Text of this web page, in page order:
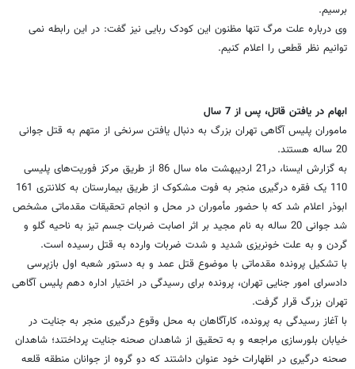
برسیم.
وی درباره علت مرگ تنها مظنون این کودک ربایی نیز گفت: در این رابطه نمی
توانیم نظر قطعی را اعلام کنیم.
ابهام در یافتن قاتل، پس از 7 سال
ماموران پلیس آگاهی تهران بزرگ به دنبال یافتن سرنخی از متهم به قتل جوانی
20 ساله هستند.
به گزارش ایسنا، در21 اردیبهشت ماه سال 86 از طریق مرکز فوریت‌های پلیسی
110 یک فقره درگیری منجر به فوت مشکوک از طریق بیمارستان به کلانتری 161
ابوذر اعلام شد که با حضور مأموران در محل و انجام تحقیقات مقدماتی مشخص
شد جوانی 20 ساله به نام مجید بر اثر اصابت ضربات جسم تیز به ناحیه گلو و
گردن و به علت خونریزی شدید و شدت ضربات وارده به قتل رسیده است.
با تشکیل پرونده مقدماتی با موضوع قتل عمد و به دستور شعبه اول بازپرسی
دادسرای امور جنایی تهران، پرونده برای رسیدگی در اختیار اداره دهم پلیس آگاهی
تهران بزرگ قرار گرفت.
با آغاز رسیدگی به پرونده، کارآگاهان به محل وقوع درگیری منجر به جنایت در
خیابان بلورسازی مراجعه و به تحقیق از شاهدان صحنه جنایت پرداختند؛ شاهدان
صحنه درگیری در اظهارات خود عنوان داشتند که دو گروه از جوانان منطقه قلعه